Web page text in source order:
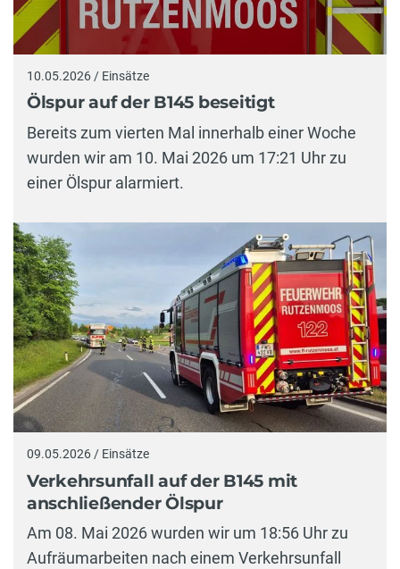
10.05.2026 / Einsätze
Ölspur auf der B145 beseitigt
Bereits zum vierten Mal innerhalb einer Woche
wurden wir am 10. Mai 2026 um 17:21 Uhr zu
einer Ölspur alarmiert.
09.05.2026 / Einsätze
Verkehrsunfall auf der B145 mit
anschließender Ölspur
Am 08. Mai 2026 wurden wir um 18:56 Uhr zu
Aufräumarbeiten nach einem Verkehrsunfall